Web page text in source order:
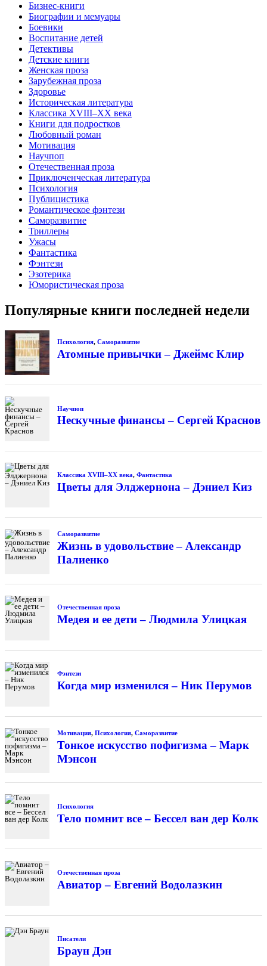
Бизнес-книги
Биографии и мемуары
Боевики
Воспитание детей
Детективы
Детские книги
Женская проза
Зарубежная проза
Здоровье
Историческая литература
Классика XVIII–XX века
Книги для подростков
Любовный роман
Мотивация
Научпоп
Отечественная проза
Приключенческая литература
Психология
Публицистика
Романтическое фэнтези
Саморазвитие
Триллеры
Ужасы
Фантастика
Фэнтези
Эзотерика
Юмористическая проза
Популярные книги последней недели
Психология, Саморазвитие
Атомные привычки – Джеймс Клир
Научпоп
Нескучные финансы – Сергей Краснов
Классика XVIII–XX века, Фантастика
Цветы для Элджернона – Дэниел Киз
Саморазвитие
Жизнь в удовольствие – Александр
Палиенко
Отечественная проза
Медея и ее дети – Людмила Улицкая
Фэнтези
Когда мир изменился – Ник Перумов
Мотивация, Психология, Саморазвитие
Тонкое искусство пофигизма – Марк
Мэнсон
Психология
Тело помнит все – Бессел ван дер Колк
Отечественная проза
Авиатор – Евгений Водолазкин
Писатели
Браун Дэн